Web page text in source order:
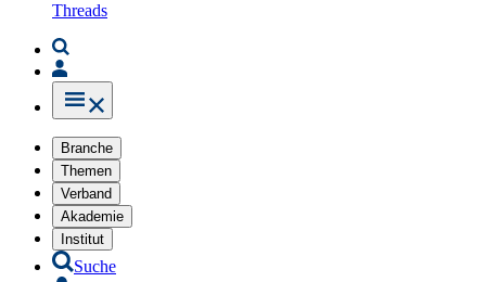
Threads
Branche
Themen
Verband
Akademie
Institut
Suche